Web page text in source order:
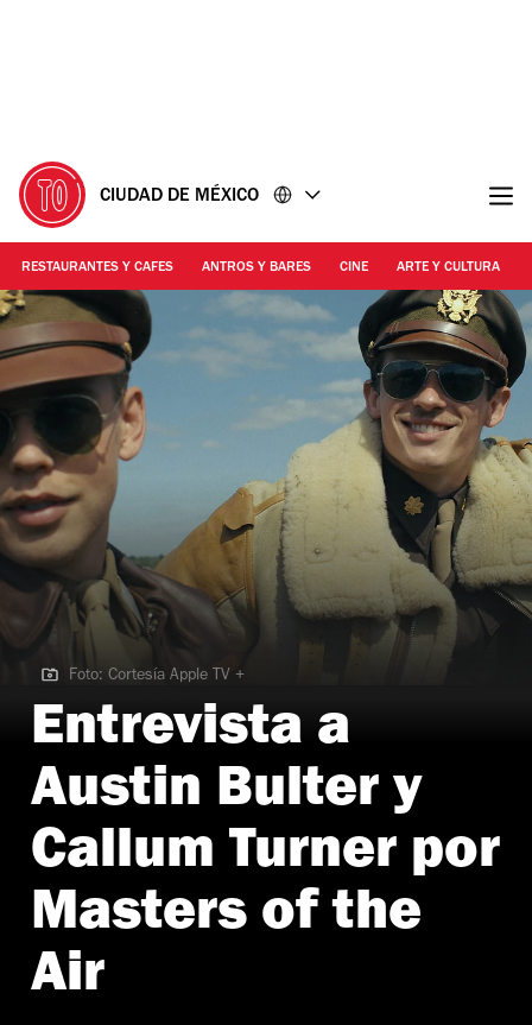
CIUDAD DE MÉXICO
RESTAURANTES Y CAFES ANTROS Y BARES CINE ARTE Y CULTURA
Foto: Cortesía Apple TV +
Foto: Cortesía Apple TV +
Entrevista a
Austin Bulter y
Callum Turner por
Masters of the
Air